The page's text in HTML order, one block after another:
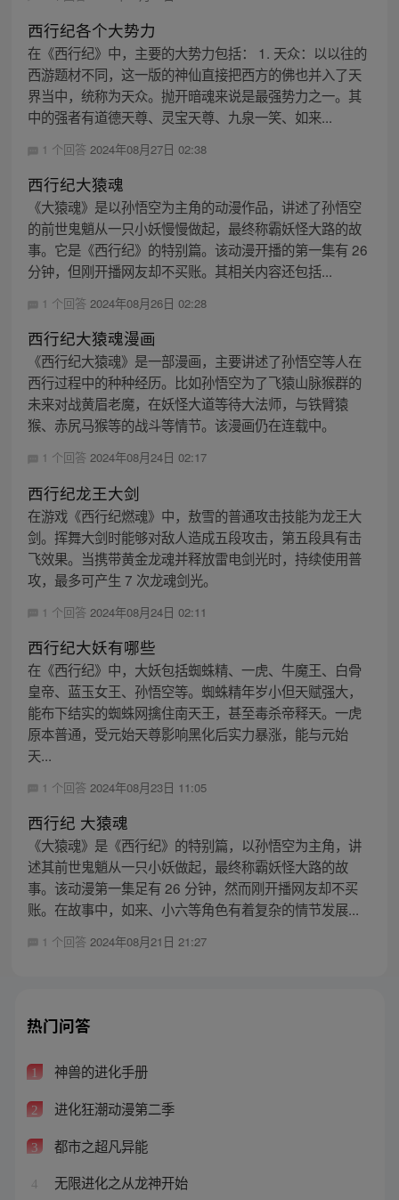
西行纪各个大势力
在《西行纪》中，主要的大势力包括： 1. 天众：以以往的
西游题材不同，这一版的神仙直接把西方的佛也并入了天
界当中，统称为天众。抛开暗魂来说是最强势力之一。其
中的强者有道德天尊、灵宝天尊、九泉一笑、如来...
1 个回答 2024年08月27日 02:38
西行纪大猿魂
《大猿魂》是以孙悟空为主角的动漫作品，讲述了孙悟空
的前世鬼魈从一只小妖慢慢做起，最终称霸妖怪大路的故
事。它是《西行纪》的特别篇。该动漫开播的第一集有 26
分钟，但刚开播网友却不买账。其相关内容还包括...
1 个回答 2024年08月26日 02:28
西行纪大猿魂漫画
《西行纪大猿魂》是一部漫画，主要讲述了孙悟空等人在
西行过程中的种种经历。比如孙悟空为了飞猿山脉猴群的
未来对战黄眉老魔，在妖怪大道等待大法师，与铁臂猿
猴、赤尻马猴等的战斗等情节。该漫画仍在连载中。
1 个回答 2024年08月24日 02:17
西行纪龙王大剑
在游戏《西行纪燃魂》中，敖雪的普通攻击技能为龙王大
剑。挥舞大剑时能够对敌人造成五段攻击，第五段具有击
飞效果。当携带黄金龙魂并释放雷电剑光时，持续使用普
攻，最多可产生 7 次龙魂剑光。
1 个回答 2024年08月24日 02:11
西行纪大妖有哪些
在《西行纪》中，大妖包括蜘蛛精、一虎、牛魔王、白骨
皇帝、蓝玉女王、孙悟空等。蜘蛛精年岁小但天赋强大，
能布下结实的蜘蛛网擒住南天王，甚至毒杀帝释天。一虎
原本普通，受元始天尊影响黑化后实力暴涨，能与元始
天...
1 个回答 2024年08月23日 11:05
西行纪 大猿魂
《大猿魂》是《西行纪》的特别篇，以孙悟空为主角，讲
述其前世鬼魈从一只小妖做起，最终称霸妖怪大路的故
事。该动漫第一集足有 26 分钟，然而刚开播网友却不买
账。在故事中，如来、小六等角色有着复杂的情节发展...
1 个回答 2024年08月21日 21:27
热门问答
1 神兽的进化手册
2 进化狂潮动漫第二季
3 都市之超凡异能
4 无限进化之从龙神开始